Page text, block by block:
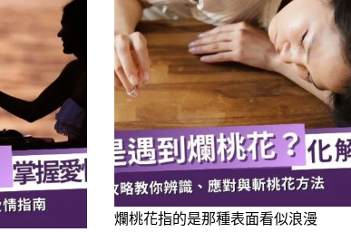
爛桃花指的是那種表面看似浪漫